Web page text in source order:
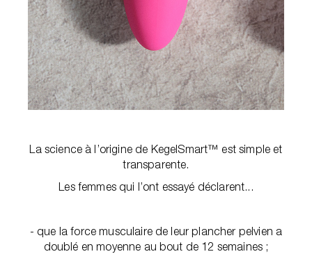
La science à l’origine de KegelSmart™ est simple et
transparente.
Les femmes qui l’ont essayé déclarent...
- que la force musculaire de leur plancher pelvien a
doublé en moyenne au bout de 12 semaines ;